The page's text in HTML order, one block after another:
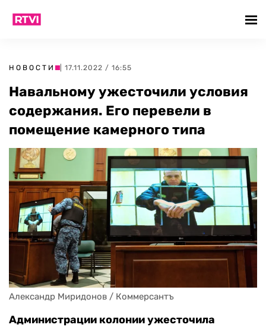
НОВОСТИ | 17.11.2022 / 16:55
Навальному ужесточили условия
содержания. Его перевели в
помещение камерного типа
Александр Миридонов / Коммерсантъ
Администрации колонии ужесточила